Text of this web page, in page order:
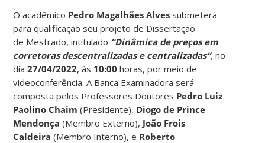
O acadêmico Pedro Magalhães Alves submeterá
para qualificação seu projeto de Dissertação
de Mestrado, intitulado “Dinâmica de preços em
corretoras descentralizadas e centralizadas“, no
dia27/04/2022, às 10:00 horas, por meio de
videoconferência. A Banca Examinadora será
composta pelos Professores Doutores Pedro Luiz
Paolino Chaim (Presidente), Diogo de Prince
Mendonça (Membro Externo), João Frois
Caldeira (Membro Interno), e Roberto